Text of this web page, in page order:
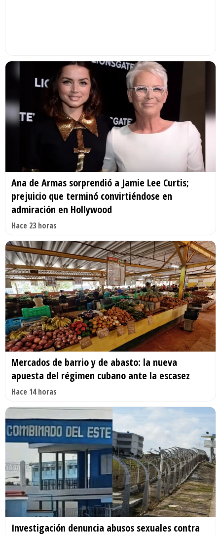
Ana de Armas sorprendió a Jamie Lee Curtis;
prejuicio que terminó convirtiéndose en
admiración en Hollywood
Hace 23 horas
Mercados de barrio y de abasto: la nueva
apuesta del régimen cubano ante la escasez
Hace 14 horas
Investigación denuncia abusos sexuales contra